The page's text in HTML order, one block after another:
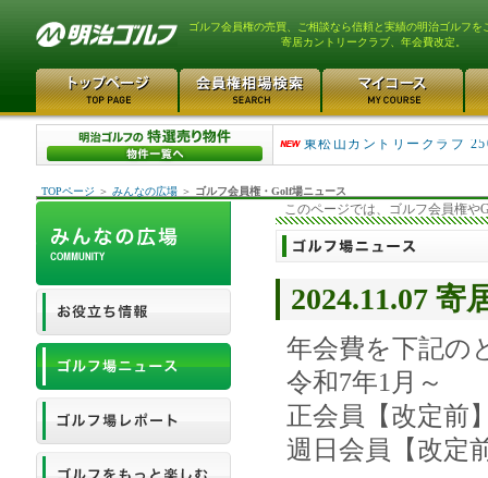
ゴルフ会員権の売買、ご相談なら信頼と実績の明治ゴルフを
寄居カントリークラブ、年会費改定。
平塚富士見カントリーク
東松山カントリークラブ
TOPページ ＞ みんなの広場 ＞ ゴルフ会員権・Golf場ニュース
このページでは、ゴルフ会員権や
2024.11.07
年会費を下記の
令和7年1月～
正会員【改定前
週日会員【改定